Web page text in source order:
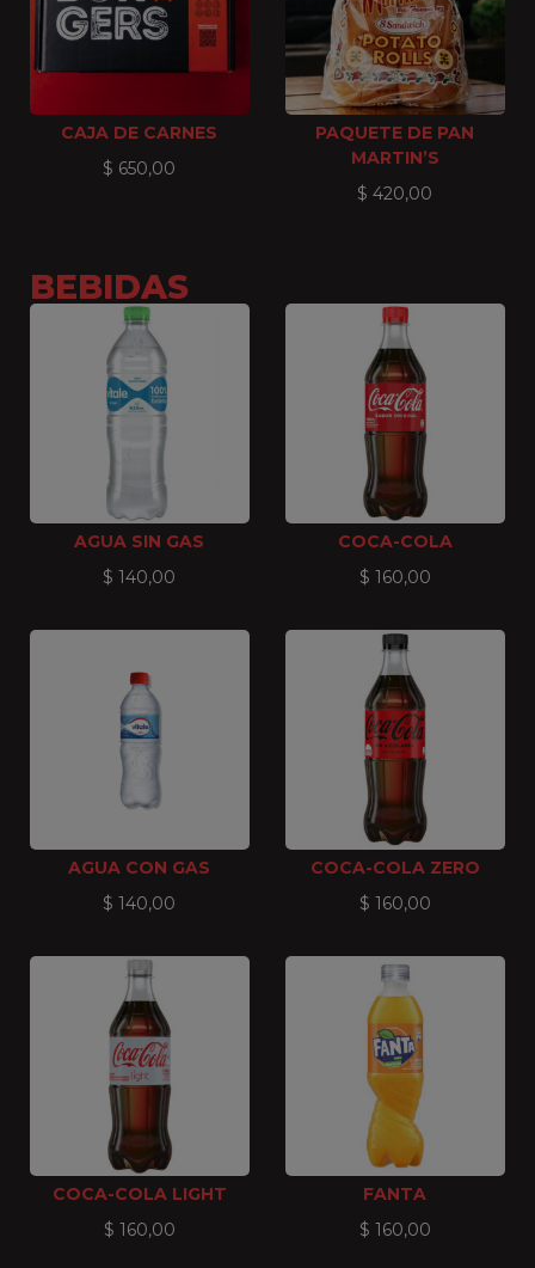
CAJA DE CARNES
$ 650,00
PAQUETE DE PAN
MARTIN’S
$ 420,00
BEBIDAS
AGUA SIN GAS
$ 140,00
COCA-COLA
$ 160,00
AGUA CON GAS
$ 140,00
COCA-COLA ZERO
$ 160,00
COCA-COLA LIGHT
$ 160,00
FANTA
$ 160,00